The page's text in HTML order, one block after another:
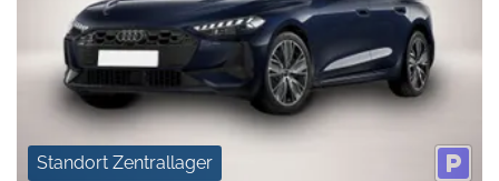
Standort Zentrallager